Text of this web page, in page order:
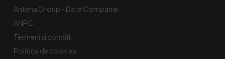
Antena Group - Date Companie
ANPC
Termeni și condiții
Politica de cookies